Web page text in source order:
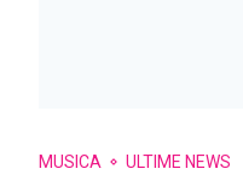
MUSICA ULTIME NEWS